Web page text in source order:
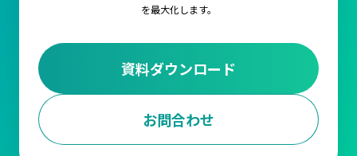
を最大化します。
資料ダウンロード
お問合わせ